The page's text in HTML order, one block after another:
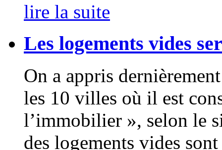
lire la suite
Les logements vides
On a appris
les 10 villes où il est
l’immobilier », selon le
des logements vides